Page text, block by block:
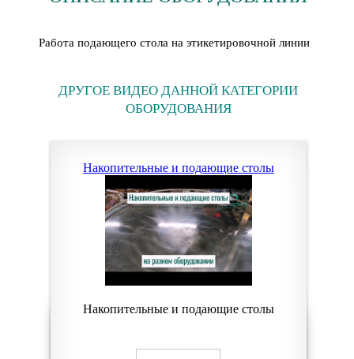
Работа подающего стола на этикетировочной линии
ДРУГОЕ ВИДЕО ДАННОЙ КАТЕГОРИИ
ОБОРУДОВАНИЯ
Накопительные и подающие столы
Накопительные и подающие столы